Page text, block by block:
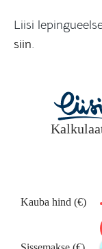
Liisi
siin.